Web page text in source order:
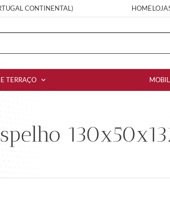
CONTINENTAL) HOMELOJA
TERRAÇO